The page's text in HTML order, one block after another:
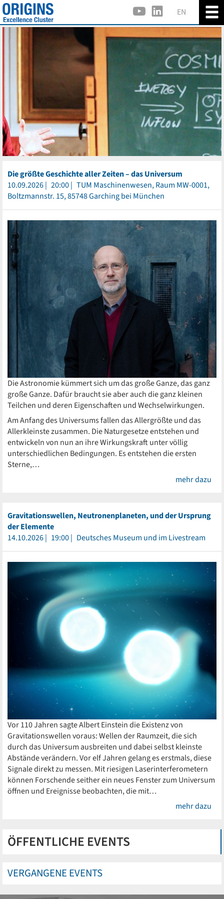
EN
ÖFFENTLICHE EVENTS
VERGANGENE EVENTS
Die größte Geschichte aller Zeiten – das Universum
10.09.2026
20:00
TUM Maschinenwesen, Raum MW-0001,
Boltzmannstr. 15, 85748 Garching bei München
Die Astronomie kümmert sich um das große Ganze, das ganz
große Ganze. Dafür braucht sie aber auch die ganz kleinen
Teilchen und deren Eigenschaften und Wechselwirkungen.
Am Anfang des Universums fallen das Allergrößte und das
Allerkleinste zusammen. Die Naturgesetze entstehen und
entwickeln von nun an ihre Wirkungskraft unter völlig
unterschiedlichen Bedingungen. Es entstehen die ersten
Sterne,…
mehr dazu
Gravitationswellen, Neutronenplaneten, und der Ursprung
der Elemente
14.10.2026
19:00 Deutsches Museum und im Livestream
Vor 110 Jahren sagte Albert Einstein die Existenz von
Gravitationswellen voraus: Wellen der Raumzeit, die sich
durch das Universum ausbreiten und dabei selbst kleinste
Abstände verändern. Vor elf Jahren gelang es erstmals, diese
Signale direkt zu messen. Mit riesigen Laserinterferometern
können Forschende seither ein neues Fenster zum Universum
öffnen und Ereignisse beobachten, die mit…
mehr dazu